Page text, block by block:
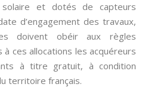
solaire et dotés de capteurs
d’engagement des travaux,
doivent obéir aux règles
à ces allocations les acquéreurs
à titre gratuit, à condition
territoire français.